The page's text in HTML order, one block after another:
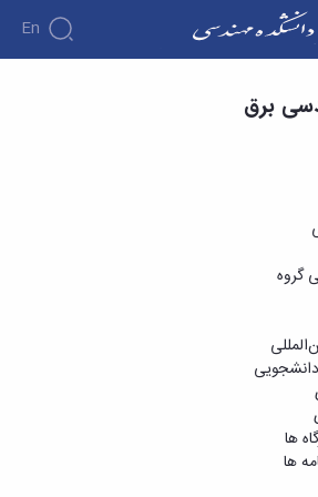
En
ها - دانشکده فنی و مهندسیبرق
گروه
ها
ها